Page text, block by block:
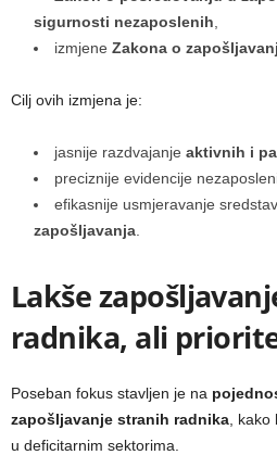
sigurnosti nezaposlenih
izmjene Zakona o
Cilj ovih izmjena je:
jasnije razdvajanje aktivnih i
preciznije evidencije
efikasnije usmjeravanje
zapošljavanja
Lakše
radnika, ali
Poseban fokus stavljen je na
zapošljavanje stranih radnika ,
u deficitarnim sektorima.